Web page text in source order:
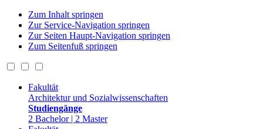
Zum Inhalt springen
Zur Service-Navigation springen
Zur Seiten Haupt-Navigation springen
Zum Seitenfuß springen
Fakultät
Architektur und Sozialwissenschaften
Studiengänge
2 Bachelor | 2 Master